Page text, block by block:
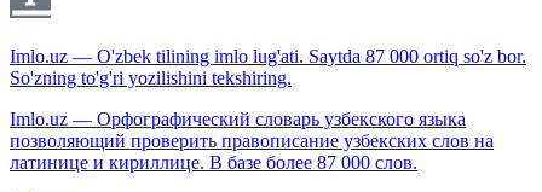
Imlo.uz — O'zbek tilining imlo lug'ati. Saytda 87 000 ortiq so'z bor.
So'zning to'g'ri yozilishini tekshiring.
Imlo.uz — Орфографический словарь узбекского языка
позволяющий проверить правописание узбекских слов на
латинице и кириллице. В базе более 87 000 слов.